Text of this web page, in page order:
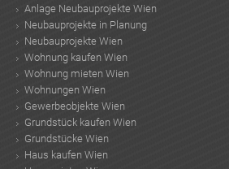
Anlage Neubauprojekte Wien
Neubauprojekte in Planung
Neubauprojekte Wien
Wohnung kaufen Wien
Wohnung mieten Wien
Wohnungen Wien
Gewerbeobjekte Wien
Grundstück kaufen Wien
Grundstücke Wien
Haus kaufen Wien